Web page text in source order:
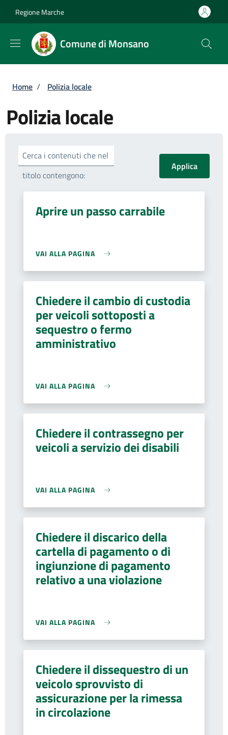
Regione Marche
Comune di Monsano
Briciole di pane
Home / Polizia locale
Polizia locale
Cerca i contenuti che nel
titolo contengono:
Aprire un passo carrabile
VAI ALLA PAGINA
Chiedere il cambio di custodia
per veicoli sottoposti a
sequestro o fermo
amministrativo
VAI ALLA PAGINA
Chiedere il contrassegno per
veicoli a servizio dei disabili
VAI ALLA PAGINA
Chiedere il discarico della
cartella di pagamento o di
ingiunzione di pagamento
relativo a una violazione
VAI ALLA PAGINA
Chiedere il dissequestro di un
veicolo sprovvisto di
assicurazione per la rimessa
in circolazione